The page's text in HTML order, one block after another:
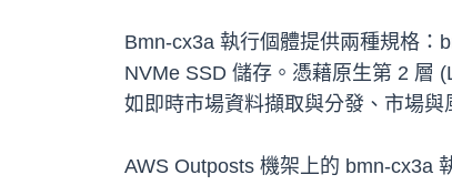
Bmn-cx3a 執行個體提供兩種規格：
NVMe SSD 儲存。憑藉原生第 2 層
如即時市場資料擷取與分發、市場
AWS Outposts 機架上的 bmn-cx3a